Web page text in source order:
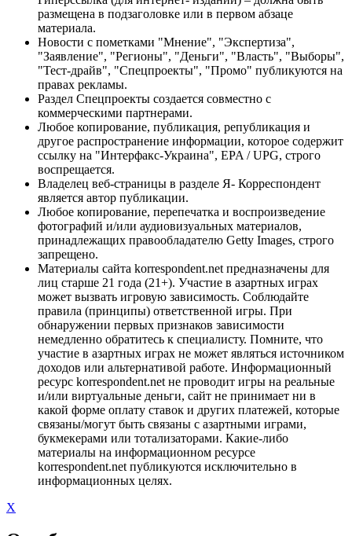
размещена в подзаголовке или в первом абзаце
материала.
Новости с пометками "Мнение", "Экспертиза",
"Заявление", "Регионы", "Деньги", "Власть", "Выборы",
"Тест-драйв", "Спецпроекты", "Промо" публикуются на
правах рекламы.
Раздел Спецпроекты создается совместно с
коммерческими партнерами.
Любое копирование, публикация, републикация и
другое распространение информации, которое содержит
ссылку на "Интерфакс-Украина", EPA / UPG, строго
воспрещается.
Владелец веб-страницы в разделе Я- Корреспондент
является автор публикации.
Любое копирование, перепечатка и воспроизведение
фотографий и/или аудиовизуальных материалов,
принадлежащих правообладателю Getty Images, строго
запрещено.
Материалы сайта korrespondent.net предназначены для
лиц старше 21 года (21+). Участие в азартных играх
может вызвать игровую зависимость. Соблюдайте
правила (принципы) ответственной игры. При
обнаружении первых признаков зависимости
немедленно обратитесь к специалисту. Помните, что
участие в азартных играх не может являться источником
доходов или альтернативой работе. Информационный
ресурс korrespondent.net не проводит игры на реальные
и/или виртуальные деньги, сайт не принимает ни в
какой форме оплату ставок и других платежей, которые
связаны/могут быть связаны с азартными играми,
букмекерами или тотализаторами. Какие-либо
материалы на информационном ресурсе
korrespondent.net публикуются исключительно в
информационных целях.
X